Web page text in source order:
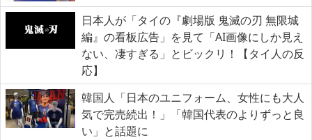
日本人が「タイの『劇場版 鬼滅の刃 無限城
編』の看板広告」を見て「AI画像にしか見え
ない、凄すぎる」とビックリ！【タイ人の反
応】
韓国人「日本のユニフォーム、女性にも大人
気で完売続出！」「韓国代表のよりずっと良
い」と話題に